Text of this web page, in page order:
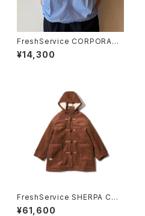
FreshService CORPORATE
UNIFORM S/S SHIRT
¥14,300
FreshService SHERPA COR
DUROY DUFFLE COAT
¥61,600